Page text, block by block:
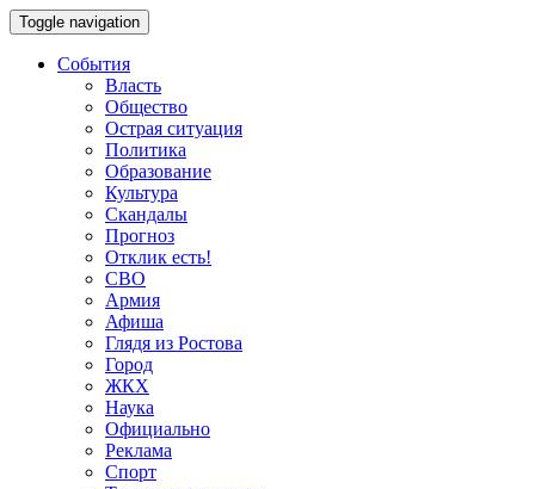
Toggle navigation
События
Власть
Общество
Острая ситуация
Политика
Образование
Культура
Скандалы
Прогноз
Отклик есть!
СВО
Армия
Афиша
Глядя из Ростова
Город
ЖКХ
Наука
Официально
Реклама
Спорт